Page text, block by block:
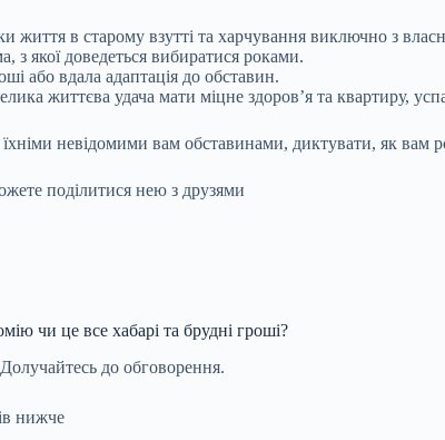
життя в старому взутті та харчування виключно з
з якої доведеться вибиратися роками.
або вдала адаптація до обставин.
життєва удача мати міцне здоров’я та квартиру,
невідомими вам обставинами, диктувати, як вам
поділитися нею з друзями
чи це все хабарі та брудні гроші?
до обговорення.
нижче